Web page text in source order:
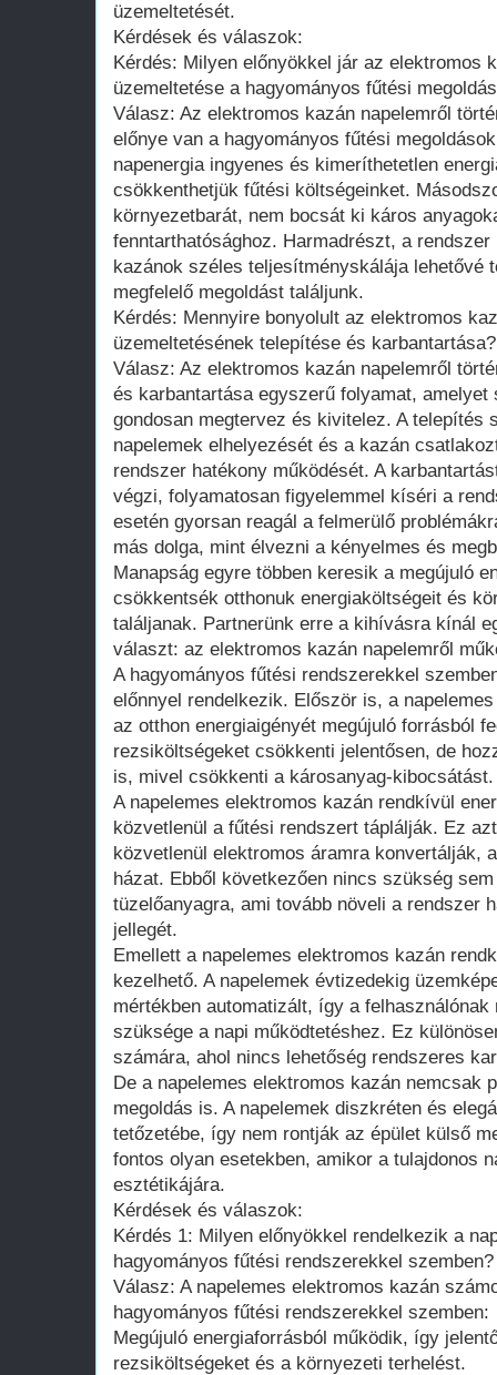
üzemeltetését.
Kérdések és válaszok:
Kérdés: Milyen előnyökkel jár az elektromos
üzemeltetése a hagyományos fűtési
Válasz: Az elektromos kazán napelemről
előnye van a hagyományos fűtési
napenergia ingyenes és kimeríthetetlen
csökkenthetjük fűtési költségeinket.
környezetbarát, nem bocsát ki káros
fenntarthatósághoz. Harmadrészt, a
kazánok széles teljesítményskálája lehetővé
megfelelő megoldást találjunk.
Kérdés: Mennyire bonyolult az elektromos
üzemeltetésének telepítése és karbantartása?
Válasz: Az elektromos kazán napelemről
és karbantartása egyszerű folyamat, amelyet
gondosan megtervez és kivitelez. A telepítés
napelemek elhelyezését és a kazán
rendszer hatékony működését. A
végzi, folyamatosan figyelemmel kíséri a
esetén gyorsan reagál a felmerülő
más dolga, mint élvezni a kényelmes és
Manapság egyre többen keresik a megújuló
csökkentsék otthonuk energiaköltségeit és
találjanak. Partnerünk erre a kihívásra kínál
választ: az elektromos kazán napelemről
A hagyományos fűtési rendszerekkel
előnnyel rendelkezik. Először is, a
az otthon energiaigényét megújuló forrásból
rezsiköltségeket csökkenti jelentősen, de
is, mivel csökkenti a károsanyag-kibocsátást.
A napelemes elektromos kazán rendkívül
közvetlenül a fűtési rendszert táplálják. Ez
közvetlenül elektromos áramra konvertálják,
házat. Ebből következően nincs szükség
tüzelőanyagra, ami tovább növeli a rendszer
jellegét.
Emellett a napelemes elektromos kazán
kezelhető. A napelemek évtizedekig
mértékben automatizált, így a
szüksége a napi működtetéshez. Ez
számára, ahol nincs lehetőség rendszeres
De a napelemes elektromos kazán nemcsak
megoldás is. A napelemek diszkréten és
tetőzetébe, így nem rontják az épület külső
fontos olyan esetekben, amikor a tulajdonos
esztétikájára.
Kérdések és válaszok:
Kérdés 1: Milyen előnyökkel rendelkezik a
hagyományos fűtési rendszerekkel szemben?
Válasz: A napelemes elektromos kazán
hagyományos fűtési rendszerekkel szemben:
Megújuló energiaforrásból működik, így
rezsiköltségeket és a környezeti terhelést.